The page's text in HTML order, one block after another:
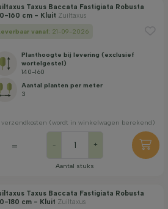
Taxus Baccata Fastigiata Robusta
160 cm - Kluit Zuiltaxus
vanaf: 21-09-2026
Planthoogte bij levering (exclusief
wortelgestel)
140-160
Aantal planten per meter
3
verzendkosten (wordt in winkelwagen berekend)
= - +
Aantal stuks
Taxus Baccata Fastigiata Robusta
180 cm - Kluit Zuiltaxus